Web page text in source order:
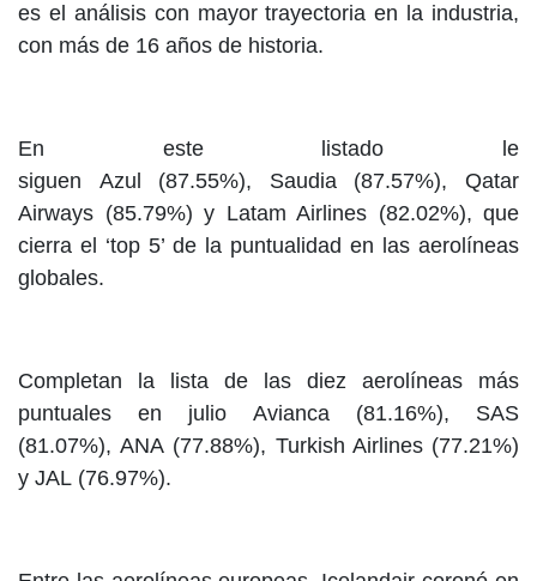
es el análisis con mayor trayectoria en la industria,
con más de 16 años de historia.
En este listado le
siguen Azul (87.55%), Saudia (87.57%), Qatar
Airways (85.79%) y Latam Airlines (82.02%), que
cierra el ‘top 5’ de la puntualidad en las aerolíneas
globales.
Completan la lista de las diez aerolíneas más
puntuales en julio Avianca (81.16%), SAS
(81.07%), ANA (77.88%), Turkish Airlines (77.21%)
y JAL (76.97%).